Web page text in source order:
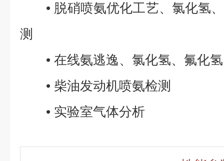
• 脱硝喷氨优化工艺、氯化氢、
测
• 在线氨逃逸、氯化氢、氟化氢
• 柴油发动机喷氨检测
• 实验室气体分析